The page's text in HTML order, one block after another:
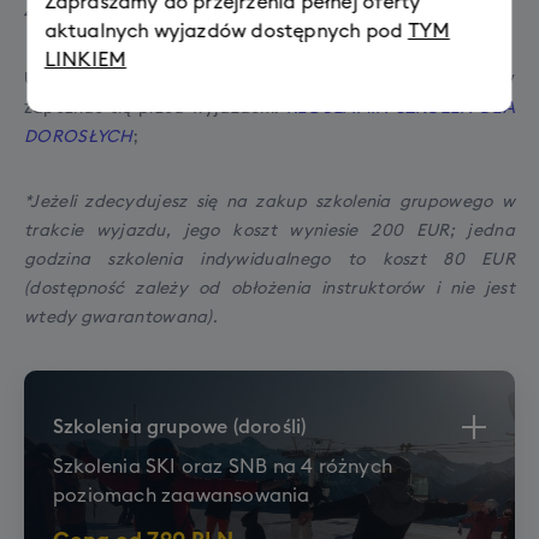
aktualnych wyjazdów dostępnych pod TYM
LINKIEM
4h za 1000 PLN)*!
Uczestników obowiązuje
, z którym należy
zapoznać się przed wyjazdem:REGULAMIN SZKOLEŃ DLA
DOROSŁYCH;
*Jeżeli zdecydujesz się na zakup szkolenia grupowego w
trakcie wyjazdu, jego koszt wyniesie 200 EUR; jedna
godzina szkolenia indywidualnego to koszt 80 EUR
(dostępność zależy od obłożenia instruktorów i nie jest
wtedy gwarantowana).
Szkolenia grupowe (dorośli)
Szkolenia SKI oraz SNB na 4 różnych
poziomach zaawansowania